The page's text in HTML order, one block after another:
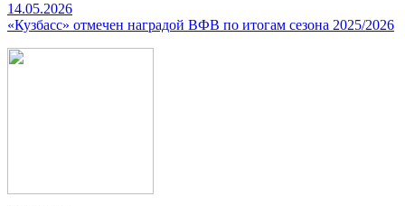
14.05.2026
«Кузбасс» отмечен наградой ВФВ по итогам сезона 2025/2026